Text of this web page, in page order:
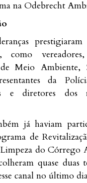
na Odebrecht
como
Meio Ambiente,
da
e diretores dos
já haviam
de
do Córrego
quase duas
canal no último